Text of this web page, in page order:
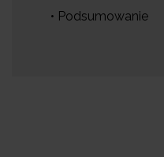
• Podsumowanie